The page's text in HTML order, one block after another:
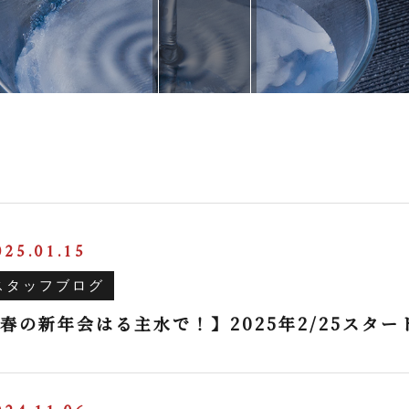
タッフブログ
の新年会はる主水で！】2025年2/25スター